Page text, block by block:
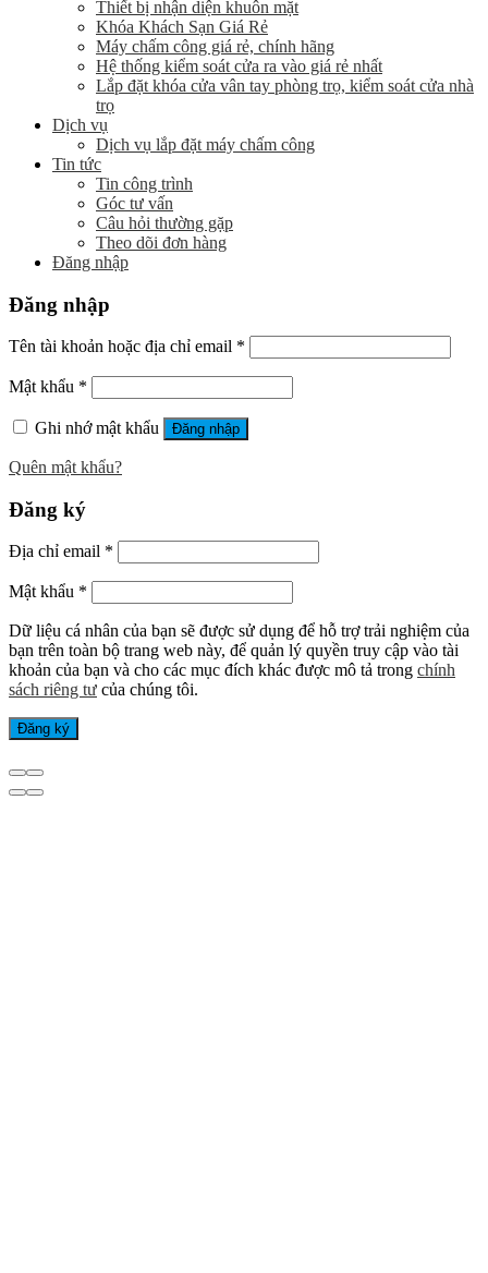
Thiết bị nhận diện khuôn mặt
Khóa Khách Sạn Giá Rẻ
Máy chấm công giá rẻ, chính hãng
Hệ thống kiểm soát cửa ra vào giá rẻ nhất
Lắp đặt khóa cửa vân tay phòng trọ, kiểm soát cửa nhà
trọ
Dịch vụ
Dịch vụ lắp đặt máy chấm công
Tin tức
Tin công trình
Góc tư vấn
Câu hỏi thường gặp
Theo dõi đơn hàng
Đăng nhập
Đăng nhập
Tên tài khoản hoặc địa chỉ email *
Mật khẩu *
Ghi nhớ mật khẩu Đăng nhập
Quên mật khẩu?
Đăng ký
Địa chỉ email *
Mật khẩu *
Dữ liệu cá nhân của bạn sẽ được sử dụng để hỗ trợ trải nghiệm của
bạn trên toàn bộ trang web này, để quản lý quyền truy cập vào tài
khoản của bạn và cho các mục đích khác được mô tả trong chính
sách riêng tư của chúng tôi.
Đăng ký